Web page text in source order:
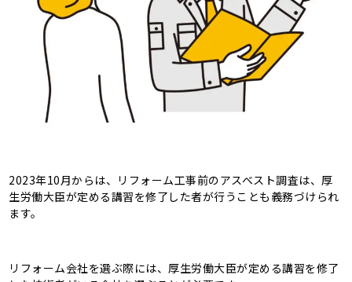
2023年10月からは、リフォーム工事前のアスベスト調査は、厚
生労働大臣が定める講習を修了した者が行うことも義務づけられ
ます。
リフォーム会社を選ぶ際には、厚生労働大臣が定める講習を修了